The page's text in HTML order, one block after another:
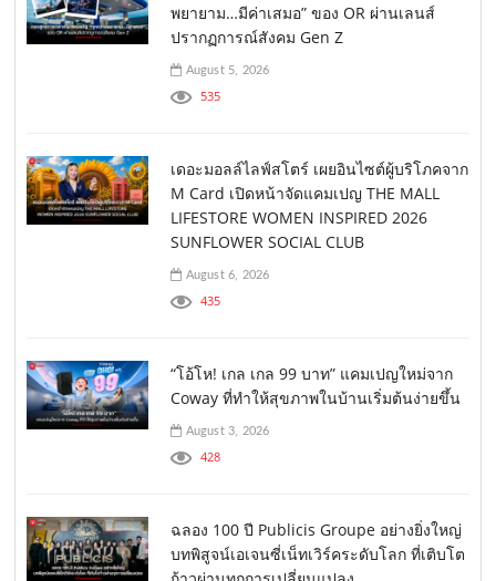
พยายาม…มีค่าเสมอ” ของ OR ผ่านเลนส์
ปรากฏการณ์สังคม Gen Z
August 5, 2026
535
เดอะมอลล์ไลฟ์สโตร์ เผยอินไซต์ผู้บริโภคจาก
M Card เปิดหน้าจัดแคมเปญ THE MALL
LIFESTORE WOMEN INSPIRED 2026
SUNFLOWER SOCIAL CLUB
August 6, 2026
435
“โอ้โห! เกล เกล 99 บาท” แคมเปญใหม่จาก
Coway ที่ทำให้สุขภาพในบ้านเริ่มต้นง่ายขึ้น
August 3, 2026
428
ฉลอง 100 ปี Publicis Groupe อย่างยิ่งใหญ่
บทพิสูจน์เอเจนซี่เน็ทเวิร์คระดับโลก ที่เติบโต